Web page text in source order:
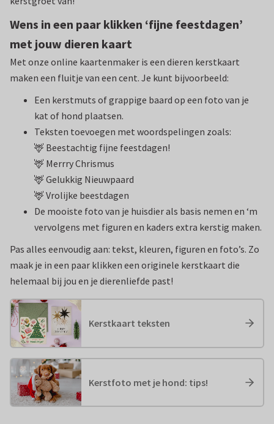
Wens in een paar klikken ‘fijne feestdagen’
met jouw dieren kaart
Met onze online kaartenmaker is een dieren kerstkaart
maken een fluitje van een cent. Je kunt bijvoorbeeld:
Een kerstmuts of grappige baard op een foto van je
kat of hond plaatsen.
Teksten toevoegen met woordspelingen zoals:
🦌 Beestachtig fijne feestdagen!
🦌 Merrry Chrismus
🦌 Gelukkig Nieuwpaard
🦌 Vrolijke beestdagen
De mooiste foto van je huisdier als basis nemen en ‘m
vervolgens met figuren en kaders extra kerstig maken.
Pas alles eenvoudig aan: tekst, kleuren, figuren en foto’s. Zo
maak je in een paar klikken een originele kerstkaart die
helemaal bij jou en je dierenliefde past!
Kerstkaart teksten
Kerstfoto met je hond: tips!